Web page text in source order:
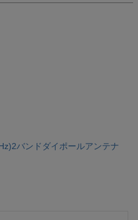
バンドダイポールアンテナ